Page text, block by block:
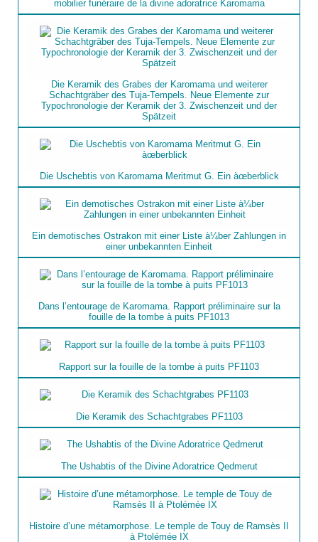
mobilier funéraire de la divine adoratrice Karomama
Die Keramik des Grabes der Karomama und weiterer
Schachtgräber des Tuja-Tempels. Neue Elemente zur
Typochronologie der Keramik der 3. Zwischenzeit und der
Spätzeit
Die Uschebtis von Karomama Meritmut G. Ein àœberblick
Ein demotisches Ostrakon mit einer Liste à¼ber Zahlungen in
einer unbekannten Einheit
Dans l’entourage de Karomama. Rapport préliminaire sur la
fouille de la tombe à puits PF1013
Rapport sur la fouille de la tombe à puits PF1103
Die Keramik des Schachtgrabes PF1103
The Ushabtis of the Divine Adoratrice Qedmerut
Histoire d’une métamorphose. Le temple de Touy de Ramsès II
à Ptolémée IX